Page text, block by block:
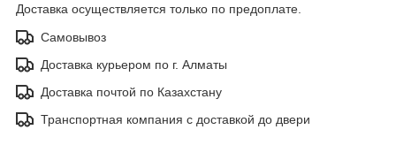
Доставка осуществляется только по предоплате.
Самовывоз
Доставка курьером по г. Алматы
Доставка почтой по Казахстану
Транспортная компания с доставкой до двери